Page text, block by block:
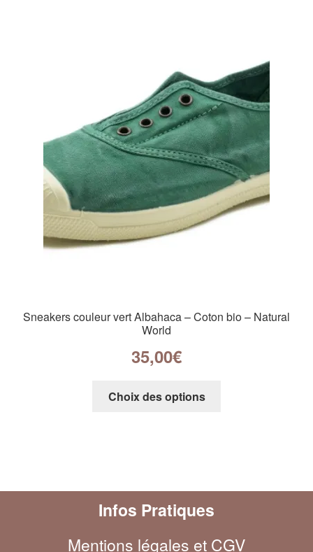
Sneakers couleur vert Albahaca – Coton bio – Natural
World
35,00€
Choix des options
Infos Pratiques
Mentions légales et CGV